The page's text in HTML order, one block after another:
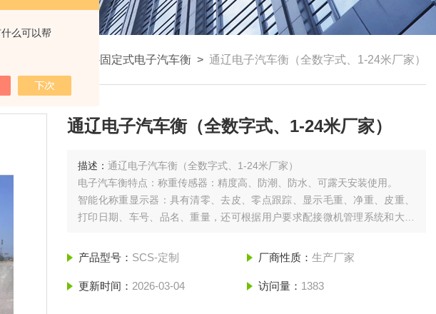
么可以帮
地磅-固定式电子汽车衡 > 通辽电子汽车衡（全数字式、1-24米厂家）
通辽电子汽车衡（全数字式、1-24米厂家）
描述：通辽电子汽车衡（全数字式、1-24米厂家）
电子汽车衡特点：称重传感器：精度高、防潮、防水、可露天安装使用。
智能化称重显示器：具有清零、去皮、零点跟踪、显示毛重、净重、皮重、
打印日期、车号、品名、重量，还可根据用户要求配接微机管理系统和大屏
产品型号： SCS-定制 厂商性质： 生产厂家
更新时间： 2026-03-04 访问量： 1383